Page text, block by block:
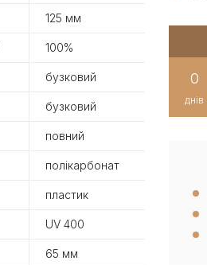
125 мм
100%
бузковий
бузковий
повний
полікарбонат
пластик
UV 400
65 мм
0
днів